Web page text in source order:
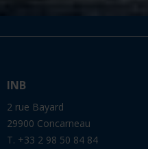
INB
2 rue Bayard
29900 Concarneau
T. +33 2 98 50 84 84